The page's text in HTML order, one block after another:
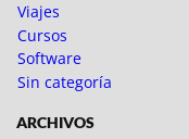
Viajes
Cursos
Software
Sin categoría
ARCHIVOS